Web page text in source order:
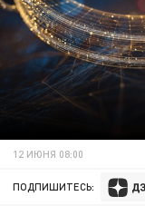
12 ИЮНЯ 08:00
ПОДПИШИТЕСЬ: